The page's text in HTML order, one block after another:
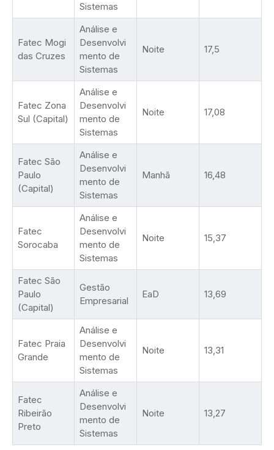
Sistemas
Fatec Mogi
das Cruzes
Análise e
Desenvolvi
mento de
Sistemas
Noite 17,5
Fatec Zona
Sul (Capital)
Análise e
Desenvolvi
mento de
Sistemas
Noite 17,08
Fatec São
Paulo
(Capital)
Análise e
Desenvolvi
mento de
Sistemas
Manhã 16,48
Fatec
Sorocaba
Análise e
Desenvolvi
mento de
Sistemas
Noite 15,37
Fatec São
Paulo
(Capital)
Gestão
Empresarial
EaD 13,69
Fatec Praia
Grande
Análise e
Desenvolvi
mento de
Sistemas
Noite 13,31
Fatec
Ribeirão
Preto
Análise e
Desenvolvi
mento de
Sistemas
Noite 13,27